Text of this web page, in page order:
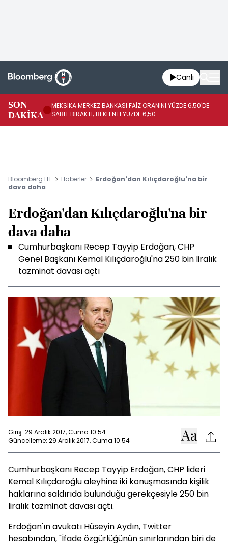
Canlı
SON
DAKİKA
MEKSİKA MERKEZ BANKASI FAİZ ORANINI YÜZDE 6,50'DE
SABİT BIRAKTI; BEKLENTİ YÜZDE 6,50
Bloomberg HT Haberler
Erdoğan'dan Kılıçdaroğlu'na bir
dava daha
Erdoğan'dan Kılıçdaroğlu'na bir
dava daha
Cumhurbaşkanı Recep Tayyip Erdoğan, CHP
Genel Başkanı Kemal Kılıçdaroğlu'na 250 bin liralık
tazminat davası açtı
Giriş: 29 Aralık 2017, Cuma 10:54
Güncelleme: 29 Aralık 2017, Cuma 10:54
Cumhurbaşkanı Recep Tayyip Erdoğan, CHP lideri
Kemal Kılıçdaroğlu aleyhine iki konuşmasında kişilik
haklarına saldırıda bulunduğu gerekçesiyle 250 bin
liralık tazminat davası açtı.
Erdoğan'ın avukatı Hüseyin Aydın, Twitter
hesabından, "İfade özgürlüğünün sınırlarından biri de